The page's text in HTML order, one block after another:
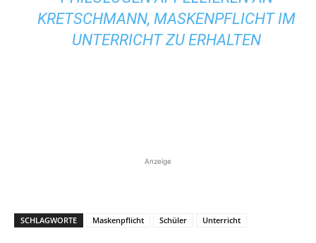
KRETSCHMANN, MASKENPFLICHT IM
UNTERRICHT ZU ERHALTEN
Anzeige
SCHLAGWORTE Maskenpflicht Schüler Unterricht